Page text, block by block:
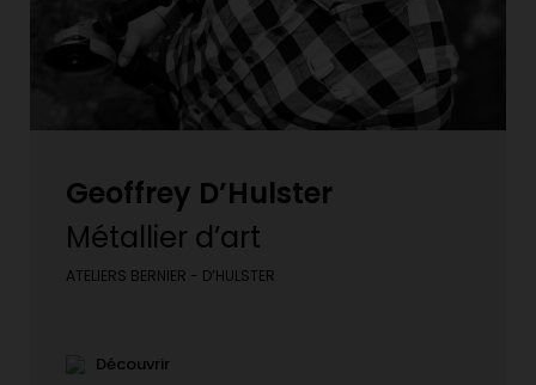
Geoffrey D’Hulster
Métallier d’art
ATELIERS BERNIER - D’HULSTER
Découvrir